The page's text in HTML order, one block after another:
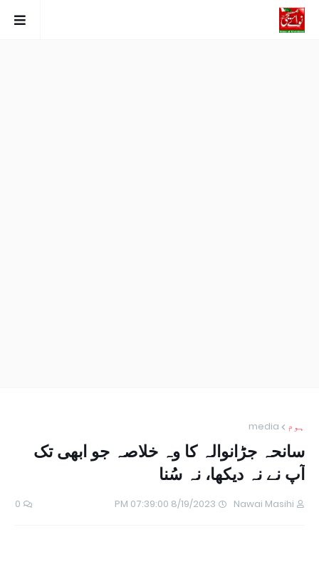
ہوم media
سانحہ جڑانوالہ کا وہ خلاصہ جو ابھی تک
آپ نے نہ دیکھا، نہ سُنا
Nawai Masihi
8/19/2023 07:39:00 PM
0